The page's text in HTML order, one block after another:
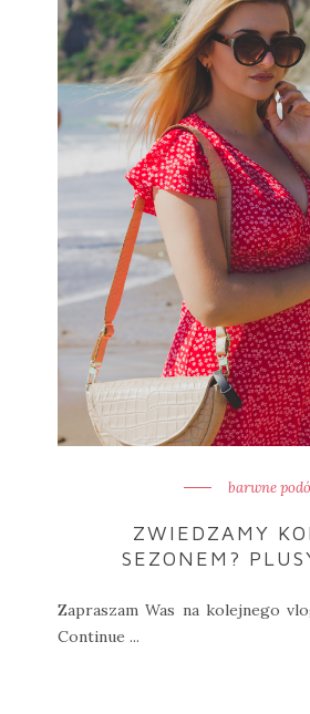
barwne
ZWIEDZAMY
SEZONEM?
Zapraszam Was na kolejnego
Continue ...